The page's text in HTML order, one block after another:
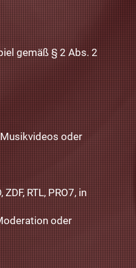
gemäß§ 2 Abs. 2
oder
RTL, PRO7, in
oder